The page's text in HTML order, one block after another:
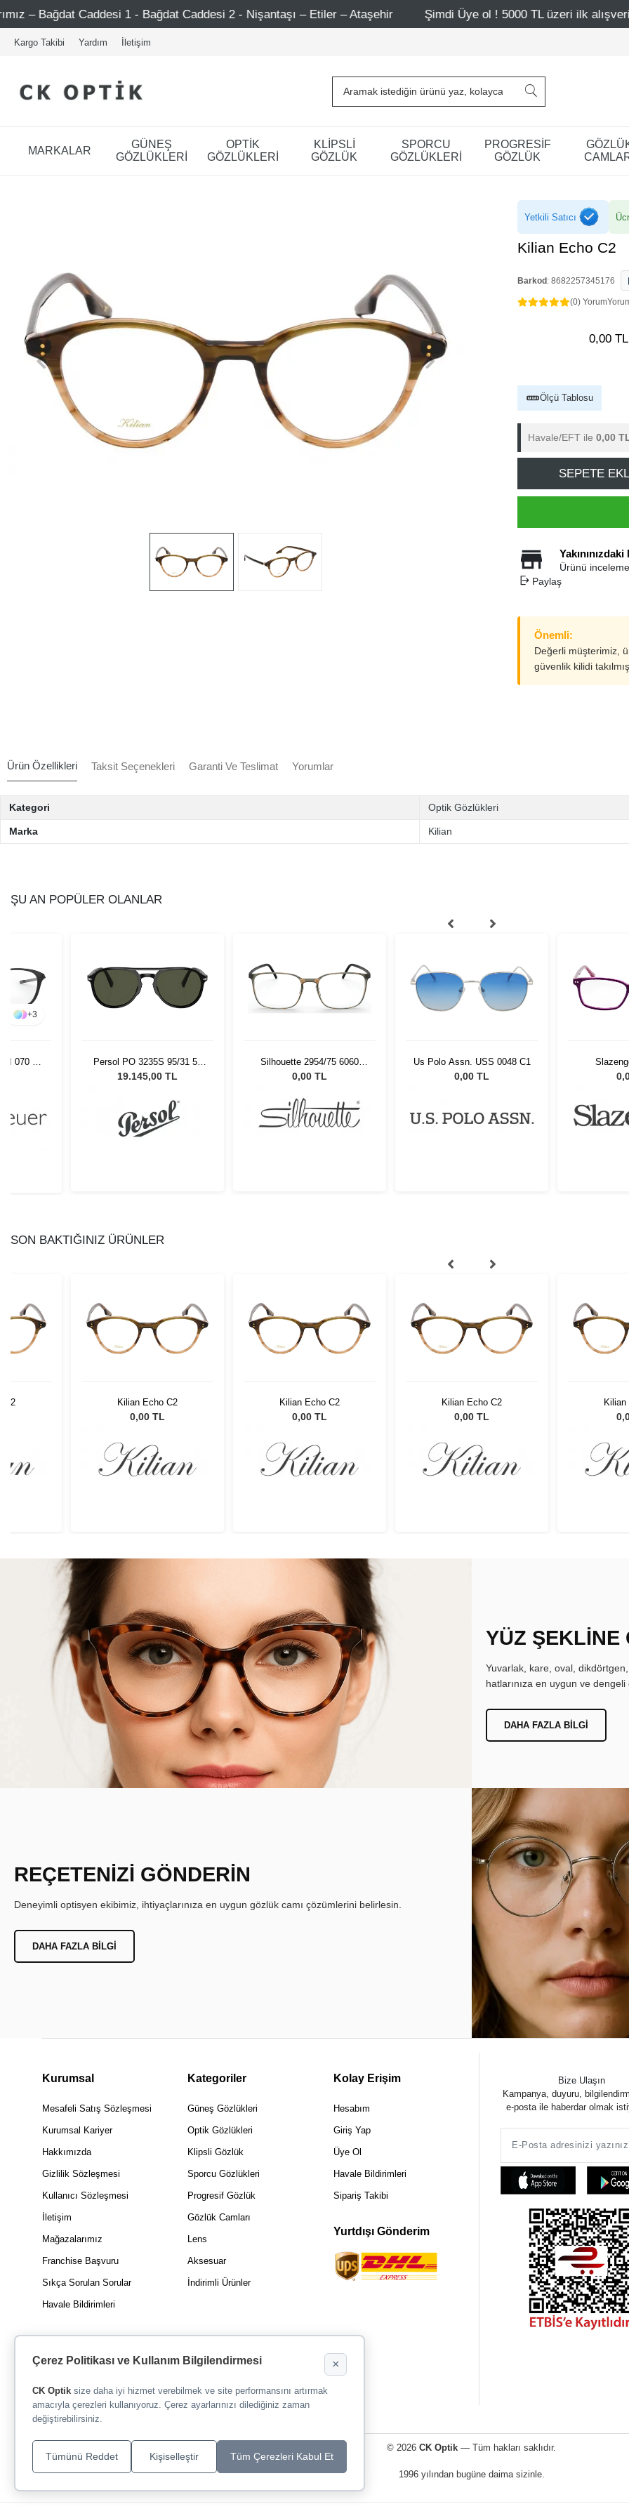
Caddesi 1 - Bağdat Caddesi 2 - Nişantaşı – Etiler – Ataşehir Şimdi Üye ol ! 5000 TL üzeri ilk alışverişinde 500 TL
Kargo Takibi Yardım İletişim
MARKALAR
GÜNEŞ
GÖZLÜKLERİ
OPTİK
GÖZLÜKLERİ
KLİPSLİ
GÖZLÜK
SPORCU
GÖZLÜKLERİ
PROGRESİF
GÖZLÜK
Yetkili Satıcı
Kilian Echo C2
Barkod : 8682257345176
(0) Yorum
0,00 TL
Ölçü Tablosu
Havale/EFT ile 0,00
SEPETE
Ürünü
Paylaş
Önemli:
Değerli müşterimiz,
güvenlik kilidi
Ürün Özellikleri Taksit Seçenekleri Garanti Ve Teslimat Yorumlar
Kategori Optik Gözlükleri
Marka Kilian
ŞU AN POPÜLER OLANLAR
+3
070 51
Persol PO 3235S 95/31 55
Unisex Güneş Gözlüğü
19.145,00 TL
Silhouette 2954/75 6060
52/19
0,00 TL
Us Polo Assn. USS 0048 C1
0,00 TL
SON BAKTIĞINIZ ÜRÜNLER
C2 Kilian Echo C2
0,00 TL
Kilian Echo C2
0,00 TL
Kilian Echo C2
0,00 TL
YÜZ ŞEKLİNE
Yuvarlak, kare, oval,
hatlarınıza en uygun ve
DAHA FAZLA BILGI
REÇETENİZİ GÖNDERİN
Deneyimli optisyen ekibimiz, ihtiyaçlarınıza en uygun gözlük camı çözümlerini belirlesin.
DAHA FAZLA BILGI
Kurumsal
Mesafeli Satış Sözleşmesi
Kurumsal Kariyer
Hakkımızda
Gizlilik Sözleşmesi
Kullanıcı Sözleşmesi
İletişim
Mağazalarımız
Franchise Başvuru
Sıkça Sorulan Sorular
Havale Bildirimleri
Kategoriler
Güneş Gözlükleri
Optik Gözlükleri
Klipsli Gözlük
Sporcu Gözlükleri
Progresif Gözlük
Gözlük Camları
Lens
Aksesuar
İndirimli Ürünler
Kolay Erişim
Hesabım
Giriş Yap
Üye Ol
Havale Bildirimleri
Sipariş Takibi
Yurtdışı Gönderim
Bize Ulaşın
Kampanya, duyuru,
e-posta ile haberdar olmak
© 2026CK Optik — Tüm hakları saklıdır.
1996 yılından bugüne daima sizinle.
Çerez Politikası ve Kullanım Bilgilendirmesi ×
CK Optik size daha iyi hizmet verebilmek ve site performansını artırmak
amacıyla çerezleri kullanıyoruz. Çerez ayarlarınızı dilediğiniz zaman
değiştirebilirsiniz.
Tüm Çerezleri Kabul Et
Kişiselleştir
Tümünü Reddet